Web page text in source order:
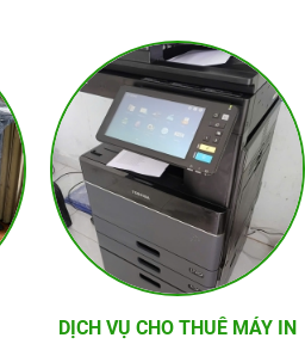
DỊCH VỤ CHO THUÊ MÁY IN